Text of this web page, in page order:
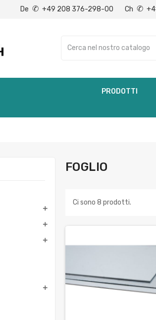
De ✆ +49 208 376-298-00 Ch ✆
PRODOTTI
FOGLIO
Ci sono 8 prodotti.